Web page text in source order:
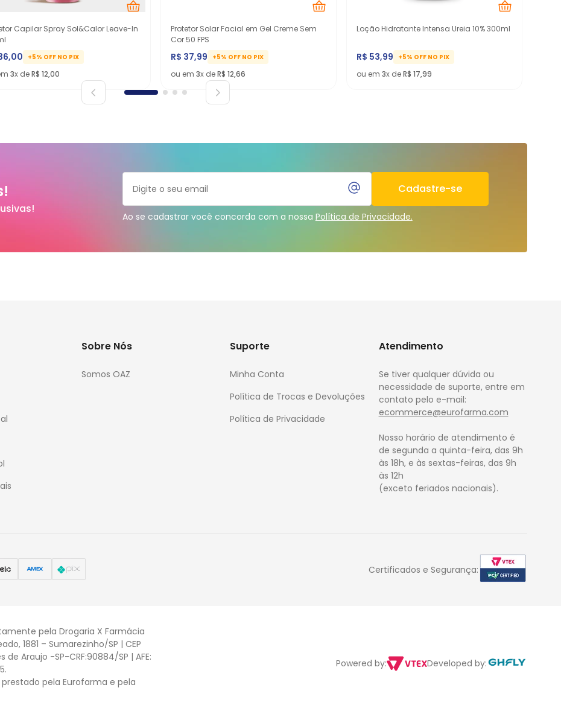
Capilar Spray Sol&Calor Leave-In
,00 +5% OFF NO PIX
3x deR$ 12,00
Protetor Solar Facial em Gel Creme Sem
Cor 50 FPS
R$ 37,99 +5% OFF NO PIX
ou em3x deR$ 12,66
Loção Hidratante Intensa Ureia 10% 300ml
R$ 53,99 +5% OFF NO PIX
ou em3x deR$ 17,99
Cadastre-se
Ao se cadastrar você concorda com a nossa Política de Privacidade.
Sobre Nós
Somos OAZ
Suporte
Minha Conta
Política de Trocas e Devoluções
Política de Privacidade
Atendimento
Se tiver qualquer dúvida ou
necessidade de suporte, entre em
contato pelo e-mail:
ecommerce@eurofarma.com
Nosso horário de atendimento é
de segunda a quinta-feira, das 9h
às 18h, e às sextas-feiras, das 9h
às 12h
(exceto feriados nacionais).
Certificados e Segurança:
pela Drogaria X Farmácia
1881 – Sumarezinho/SP | CEP
Araujo -SP-CRF:90884/SP | AFE:
pela Eurofarma e pela
Powered by: Developed by: